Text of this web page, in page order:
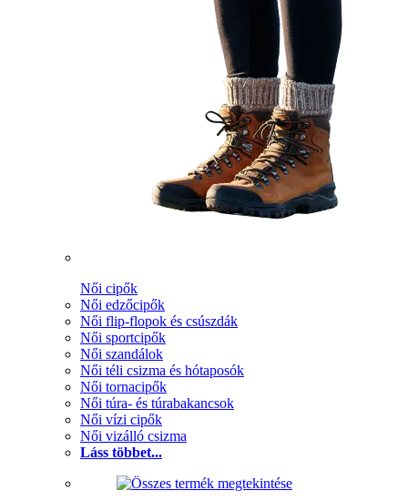
Női cipők
Női edzőcipők
Női flip-flopok és csúszdák
Női sportcipők
Női szandálok
Női téli csizma és hótaposók
Női tornacipők
Női túra- és túrabakancsok
Női vízi cipők
Női vizálló csizma
Láss többet...